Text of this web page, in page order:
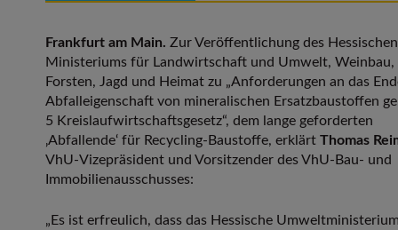
Frankfurt am Main. Zur Veröffentlichung des Hessischen
Ministeriums für Landwirtschaft und Umwelt, Weinbau,
Forsten, Jagd und Heimat zu „Anforderungen an das
Abfalleigenschaft von mineralischen Ersatzbaustoffen
5 Kreislaufwirtschaftsgesetz“, dem lange geforderten
‚Abfallende‘ für Recycling-Baustoffe, erklärt Thomas
VhU-Vizepräsident und Vorsitzender des VhU-Bau- und
Immobilienausschusses:
„Es ist erfreulich, dass das Hessische